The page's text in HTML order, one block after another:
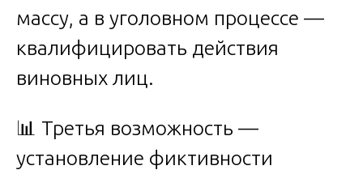
массу, а в уголовном процессе —
квалифицировать действия
виновных лиц.
📊 Третья возможность —
установление фиктивности